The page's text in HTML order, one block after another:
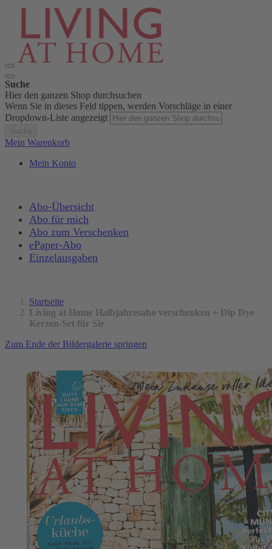
Suche
Hier den ganzen Shop durchsuchen
Wenn Sie in dieses Feld tippen, werden Vorschläge in einer
Dropdown-Liste angezeigt
Mein Warenkorb
Mein Konto
Abo-Übersicht
Abo für mich
Abo zum Verschenken
ePaper-Abo
Einzelausgaben
Startseite
Living at Home Halbjahresabo verschenken + Dip Dye
Kerzen-Set für Sie
Zum Ende der Bildergalerie springen